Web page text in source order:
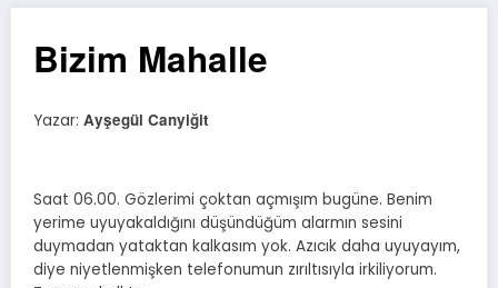
Bizim Mahalle
Yazar: Ayşegül Canyiğit
Saat 06.00. Gözlerimi çoktan açmışım bugüne. Benim
yerime uyuyakaldığını düşündüğüm alarmın sesini
duymadan yataktan kalkasım yok. Azıcık daha uyuyayım,
diye niyetlenmişken telefonumun zırıltısıyla irkiliyorum.